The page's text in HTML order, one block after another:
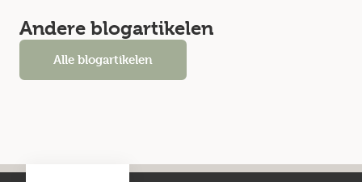
Andere blogartikelen
Alle blogartikelen